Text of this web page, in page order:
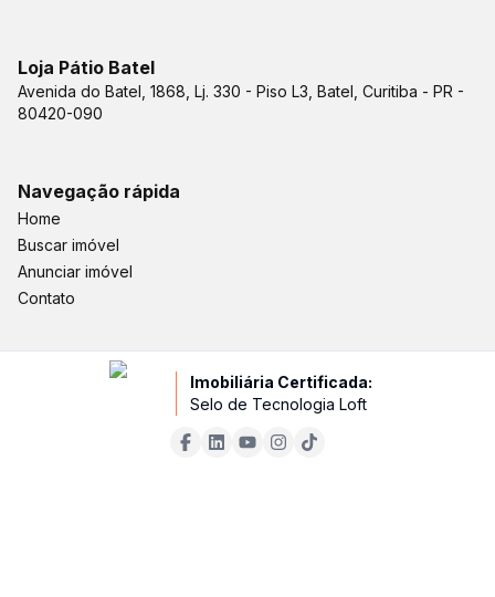
Loja Pátio Batel
Avenida do Batel, 1868, Lj. 330 - Piso L3, Batel, Curitiba - PR -
80420-090
Navegação rápida
Home
Buscar imóvel
Anunciar imóvel
Contato
Imobiliária Certificada:
Selo de Tecnologia Loft